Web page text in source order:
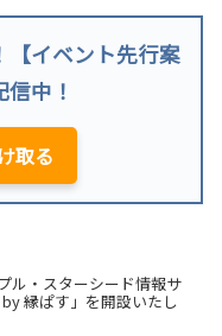
【イベント先行案
中！
取る
ル・スターシード情報サ
縁ぱす」を開設いたし